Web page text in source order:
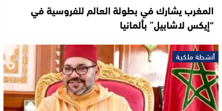
المغرب يشارك في بطولة العالم للفروسية في
“إيكس لاشابيل” بألمانيا
أنشطة ملكية